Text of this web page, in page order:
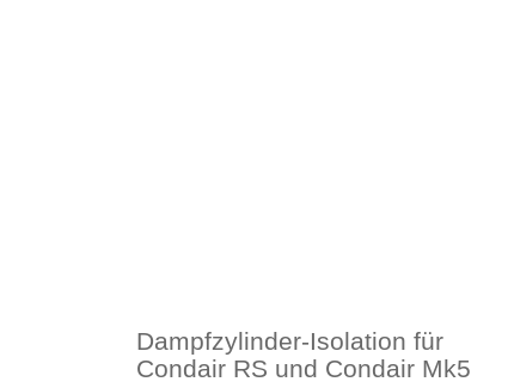
Dampfzylinder-Isolation für
Condair RS und Condair Mk5